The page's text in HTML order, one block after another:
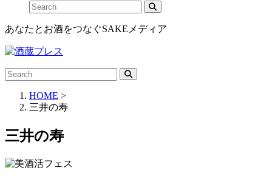
あなたとお酒をつなぐSAKEメディア
HOME >
三井の寿
三井の寿